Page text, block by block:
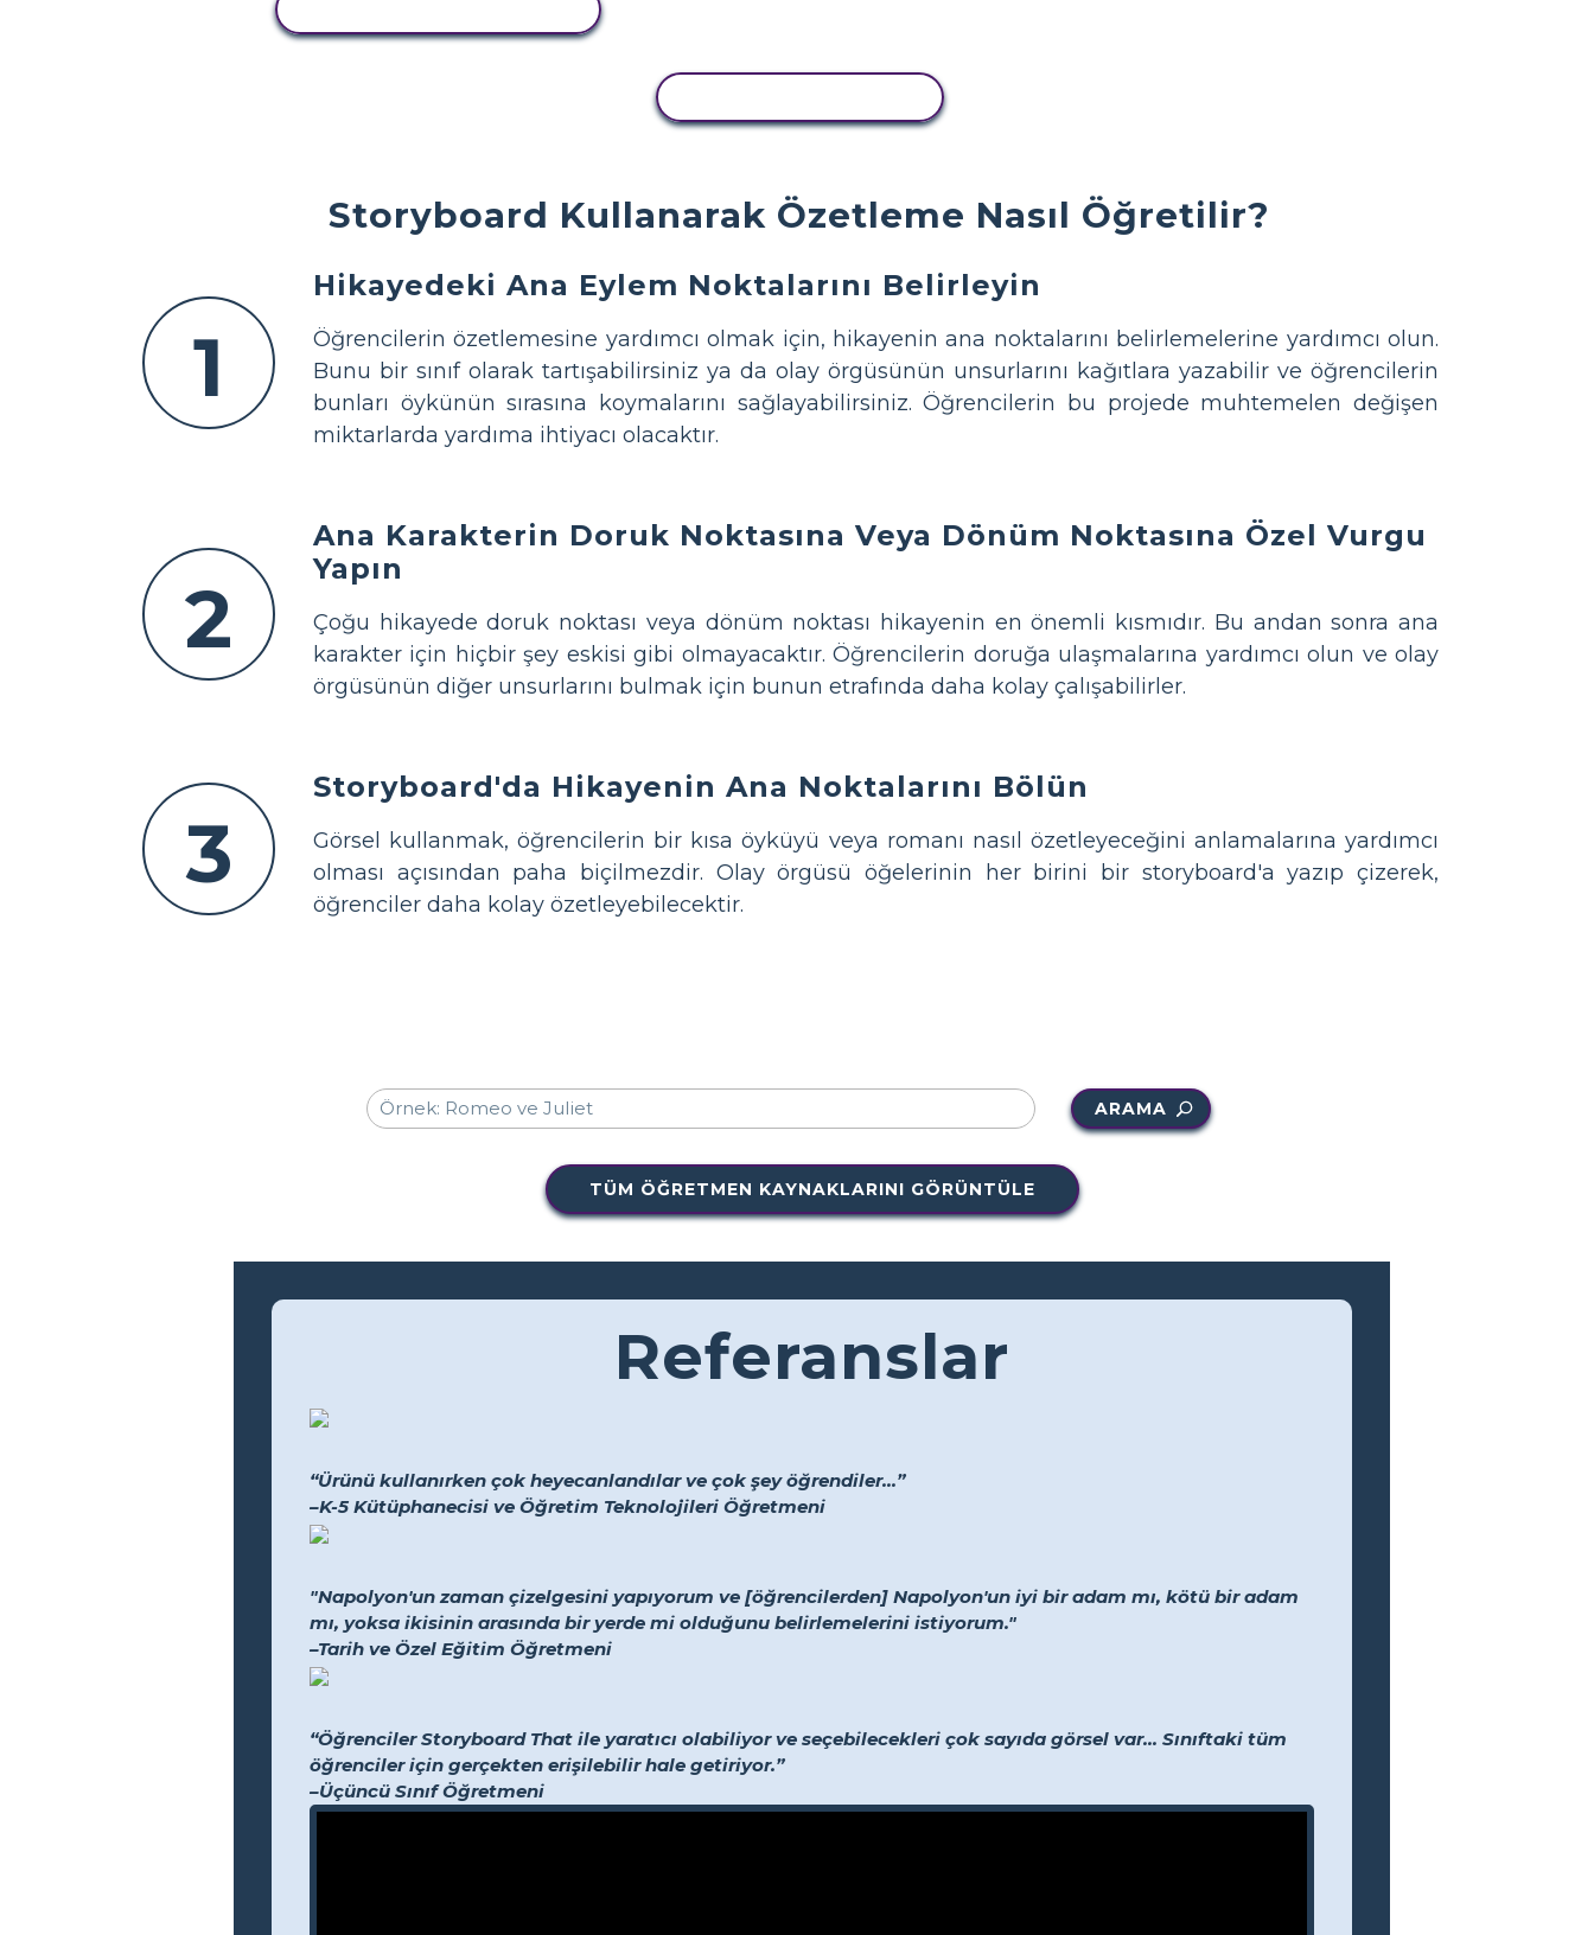
Storyboard Kullanarak Özetleme Nasıl Öğretilir?
1
Hikayedeki Ana Eylem Noktalarını Belirleyin
Öğrencilerin özetlemesine yardımcı olmak için, hikayenin ana noktalarını belirlemelerine yardımcı olun.
Bunu bir sınıf olarak tartışabilirsiniz ya da olay örgüsünün unsurlarını kağıtlara yazabilir ve öğrencilerin
bunları öykünün sırasına koymalarını sağlayabilirsiniz. Öğrencilerin bu projede muhtemelen değişen
miktarlarda yardıma ihtiyacı olacaktır.
2
Ana Karakterin Doruk Noktasına Veya Dönüm Noktasına Özel Vurgu
Yapın
Çoğu hikayede doruk noktası veya dönüm noktası hikayenin en önemli kısmıdır. Bu andan sonra ana
karakter için hiçbir şey eskisi gibi olmayacaktır. Öğrencilerin doruğa ulaşmalarına yardımcı olun ve olay
örgüsünün diğer unsurlarını bulmak için bunun etrafında daha kolay çalışabilirler.
3
Storyboard'da Hikayenin Ana Noktalarını Bölün
Görsel kullanmak, öğrencilerin bir kısa öyküyü veya romanı nasıl özetleyeceğini anlamalarına yardımcı
olması açısından paha biçilmezdir. Olay örgüsü öğelerinin her birini bir storyboard'a yazıp çizerek,
öğrenciler daha kolay özetleyebilecektir.
ARAMA
TÜM ÖĞRETMEN KAYNAKLARINI GÖRÜNTÜLE
Referanslar
“Ürünü kullanırken çok heyecanlandılar ve çok şey öğrendiler...”
–K-5 Kütüphanecisi ve Öğretim Teknolojileri Öğretmeni
"Napolyon'un zaman çizelgesini yapıyorum ve [öğrencilerden] Napolyon'un iyi bir adam mı, kötü bir adam
mı, yoksa ikisinin arasında bir yerde mi olduğunu belirlemelerini istiyorum."
–Tarih ve Özel Eğitim Öğretmeni
“Öğrenciler Storyboard That ile yaratıcı olabiliyor ve seçebilecekleri çok sayıda görsel var... Sınıftaki tüm
öğrenciler için gerçekten erişilebilir hale getiriyor.”
–Üçüncü Sınıf Öğretmeni